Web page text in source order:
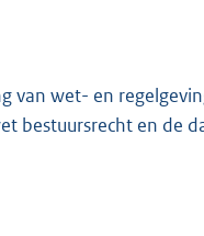
van wet- en
bestuursrecht en de